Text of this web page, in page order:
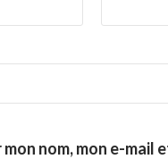
nom, mon e-mail